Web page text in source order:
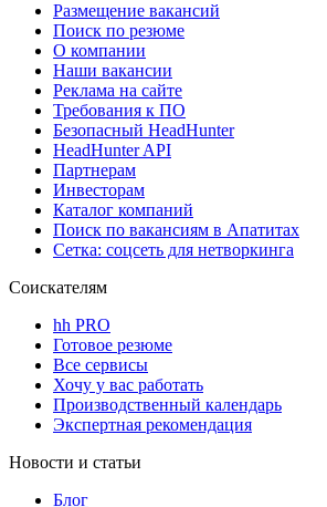
Размещение вакансий
Поиск по резюме
О компании
Наши вакансии
Реклама на сайте
Требования к ПО
Безопасный HeadHunter
HeadHunter API
Партнерам
Инвесторам
Каталог компаний
Поиск по вакансиям в Апатитах
Сетка: соцсеть для нетворкинга
Соискателям
hh PRO
Готовое резюме
Все сервисы
Хочу у вас работать
Производственный календарь
Экспертная рекомендация
Новости и статьи
Блог